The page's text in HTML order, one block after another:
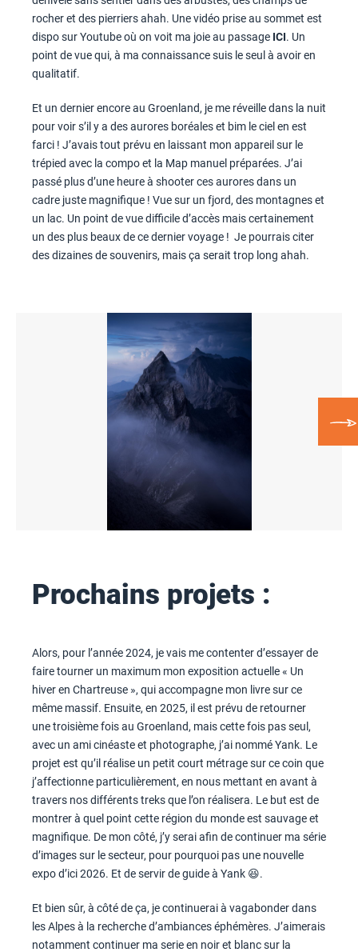
rocher et des pierriers ahah. Une vidéo prise au sommet est
dispo sur Youtube où on voit ma joie au passage ICI. Un
point de vue qui, à ma connaissance suis le seul à avoir en
qualitatif.
Et un dernier encore au Groenland, je me réveille dans la nuit
pour voir s’il y a des aurores boréales et bim le ciel en est
farci ! J’avais tout prévu en laissant mon appareil sur le
trépied avec la compo et la Map manuel préparées. J’ai
passé plus d’une heure à shooter ces aurores dans un
cadre juste magnifique ! Vue sur un fjord, des montagnes et
un lac. Un point de vue difficile d’accès mais certainement
un des plus beaux de ce dernier voyage ! Je pourrais citer
des dizaines de souvenirs, mais ça serait trop long ahah.
Prochains projets :
Alors, pour l’année 2024, je vais me contenter d’essayer de
faire tourner un maximum mon exposition actuelle « Un
hiver en Chartreuse », qui accompagne mon livre sur ce
même massif. Ensuite, en 2025, il est prévu de retourner
une troisième fois au Groenland, mais cette fois pas seul,
avec un ami cinéaste et photographe, j’ai nommé Yank. Le
projet est qu’il réalise un petit court métrage sur ce coin que
j’affectionne particulièrement, en nous mettant en avant à
travers nos différents treks que l’on réalisera. Le but est de
montrer à quel point cette région du monde est sauvage et
magnifique. De mon côté, j’y serai afin de continuer ma série
d’images sur le secteur, pour pourquoi pas une nouvelle
expo d’ici 2026. Et de servir de guide à Yank 😆.
Et bien sûr, à côté de ça, je continuerai à vagabonder dans
les Alpes à la recherche d’ambiances éphémères. J’aimerais
notamment continuer ma serie en noir et blanc sur la